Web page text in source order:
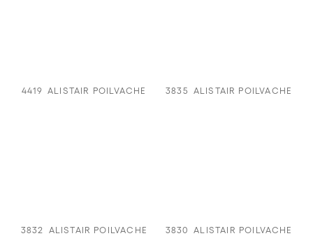
4419 ALISTAIR POILVACHE 3835 ALISTAIR POILVACHE
3832 ALISTAIR POILVACHE 3830 ALISTAIR POILVACHE